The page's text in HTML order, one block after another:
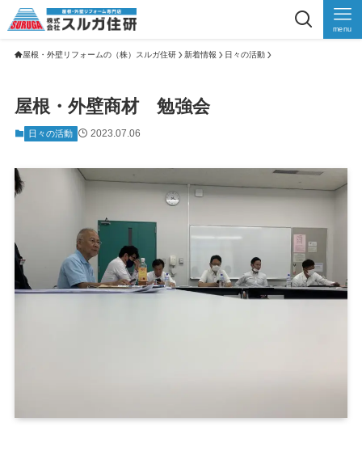
menu
屋根・外壁リフォームの（株）スルガ住研 新着情報 日々の活動
屋根・外壁商材 勉強会
日々の活動 2023.07.06